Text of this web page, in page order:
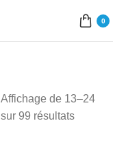
0
Affichage de 13–24
sur 99 résultats